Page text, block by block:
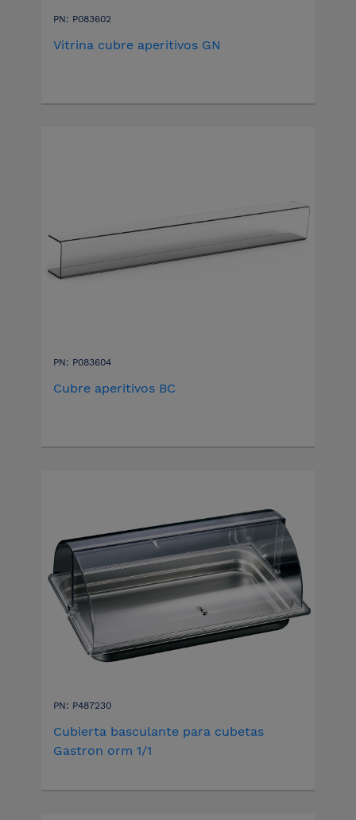
PN: P083602
Vitrina cubre aperitivos GN
PN: P083604
Cubre aperitivos BC
PN: P487230
Cubierta basculante para cubetas
Gastron orm 1/1